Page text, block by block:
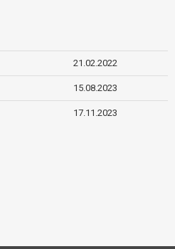
21.02.2022
15.08.2023
17.11.2023